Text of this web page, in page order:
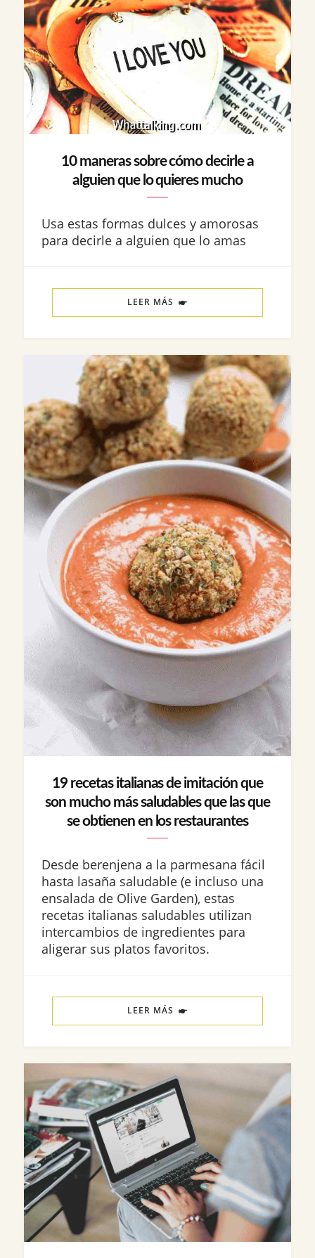
10 maneras sobre cómo decirle a
alguien que lo quieres mucho
Usa estas formas dulces y amorosas
para decirle a alguien que lo amas
LEER MÁS
19 recetas italianas de imitación que
son mucho más saludables que las que
se obtienen en los restaurantes
Desde berenjena a la parmesana fácil
hasta lasaña saludable (e incluso una
ensalada de Olive Garden), estas
recetas italianas saludables utilizan
intercambios de ingredientes para
aligerar sus platos favoritos.
LEER MÁS